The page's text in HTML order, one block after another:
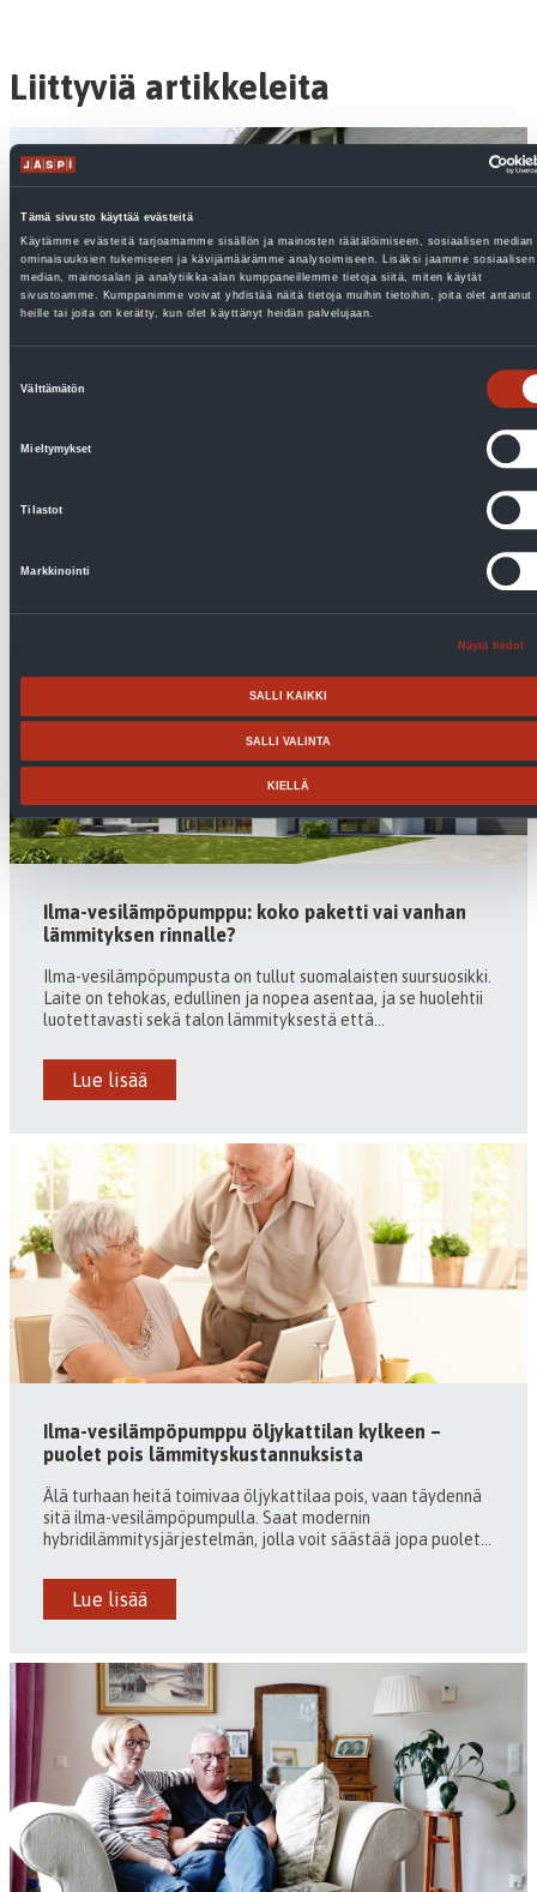
Tämä sivusto käyttää evästeitä
Käytämme evästeitä tarjoamamme sisällön ja mainosten räätälöimiseen, sosiaalisen median
ominaisuuksien tukemiseen ja kävijämäärämme analysoimiseen. Lisäksi jaamme sosiaalisen
median, mainosalan ja analytiikka-alan kumppaneillemme tietoja siitä, miten käytät
sivustoamme. Kumppanimme voivat yhdistää näitä tietoja muihin tietoihin, joita olet antanut
heille tai joita on kerätty, kun olet käyttänyt heidän palvelujaan.
Välttämätön
Mieltymykset
Tilastot
Markkinointi
Näytä tiedot
SALLI KAIKKI
SALLI VALINTA
KIELLÄ
Liittyviä artikkeleita
Palojoen perhe valitsi helppokäyttöisen ilma-
Ilma-vesilämpöpumppu: koko paketti vai vanhan
lämmityksen rinnalle?
Ilma-vesilämpöpumpusta on tullut suomalaisten suursuosikki.
Laite on tehokas, edullinen ja nopea asentaa, ja se huolehtii
luotettavasti sekä talon lämmityksestä että...
Lue lisää
Ilma-vesilämpöpumppu öljykattilan kylkeen –
puolet pois lämmityskustannuksista
Älä turhaan heitä toimivaa öljykattilaa pois, vaan täydennä
sitä ilma-vesilämpöpumpulla. Saat modernin
hybridilämmitysjärjestelmän, jolla voit säästää jopa puolet...
Lue lisää